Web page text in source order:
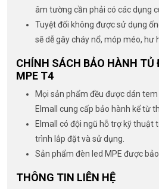
âm tường cần phải có các dụng
Tuyệt đối không được sử dụng
sẽ dễ gây cháy nổ, móp méo, hư
CHÍNH SÁCH BẢO HÀNH TỦ
MPE T4
Mọi sản phẩm đều được dán
Elmall cung cấp bảo hành kể từ
Elmall có đội ngũ hỗ trợ kỹ thuật
trình lắp đặt và sử dụng.
Sản phẩm đèn led MPE được
THÔNG TIN LIÊN HỆ